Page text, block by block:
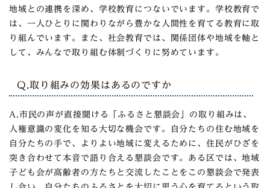
地域との連携を深め、学校教育につないでいます。学校教育で
は、一人ひとりに関わりながら豊かな人間性を育てる教育に取
り組んでいます。また、社会教育では、関係団体や地域を軸と
して、みんなで取り組む体制づくりに努めています。
Q.取り組みの効果はあるのですか
A.市民の声が直接聞ける「ふるさと懇談会」の取り組みは、
人権意識の変化を知る大切な機会です。自分たちの住む地域を
自分たちの手で、よりよい地域に変えるために、住民がひざを
突き合わせて本音で語り合える懇談会です。ある区では、地域
子ども会が高齢者の方たちと交流したことをこの懇談会で発表